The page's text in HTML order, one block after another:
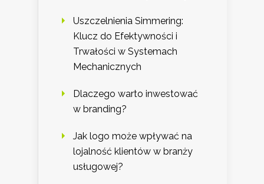
Uszczelnienia Simmering:
Klucz do Efektywności i
Trwałości w Systemach
Mechanicznych
Dlaczego warto inwestować
w branding?
Jak logo może wpływać na
lojalność klientów w branży
usługowej?